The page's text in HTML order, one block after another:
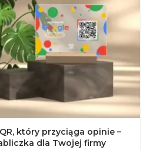
który przyciąga opinie –
dla Twojej firmy